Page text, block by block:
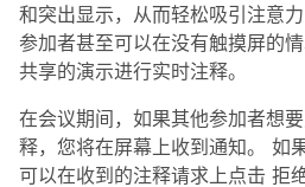
和突出显示，从而轻松吸引注意力
参加者甚至可以在没有触摸屏的
共享的演示进行实时注释。
在会议期间，如果其他参加者想
释，您将在屏幕上收到通知。 如
可以在收到的注释请求上点击 拒